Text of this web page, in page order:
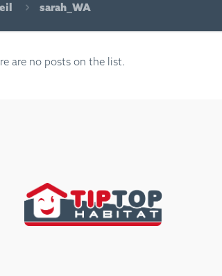
sarah_WA
are no posts on the list.